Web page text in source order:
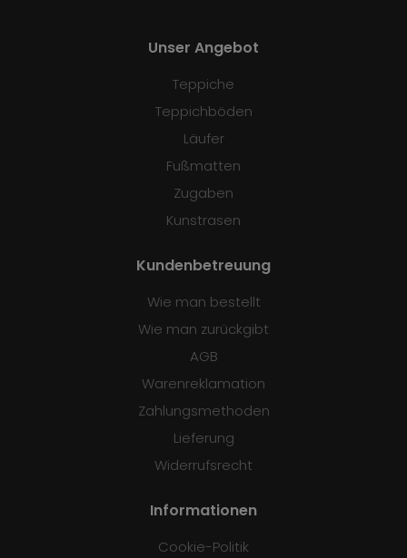
Unser Angebot
Teppiche
Teppichböden
Läufer
Fußmatten
Zugaben
Kunstrasen
Kundenbetreuung
Wie man bestellt
Wie man zurückgibt
AGB
Warenreklamation
Zahlungsmethoden
Lieferung
Widerrufsrecht
Informationen
Cookie-Politik